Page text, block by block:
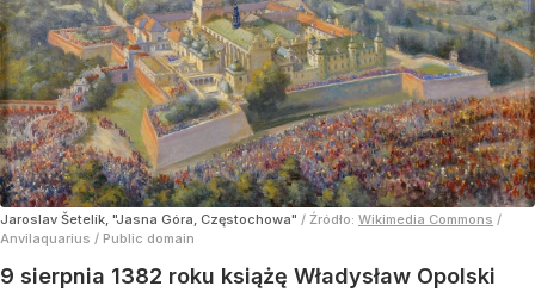
Jaroslav Šetelík, "Jasna Góra, Częstochowa" / Źródło: Wikimedia Commons /
Anvilaquarius / Public domain
9 sierpnia 1382 roku książę Władysław Opolski